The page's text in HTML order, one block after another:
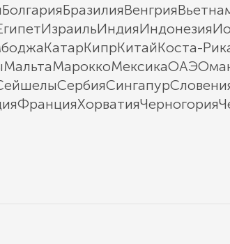
БолгарияБразилияВенгрия
ИзраильИндияИндонезия
КатарКипрКитайКоста-
МальтаМароккоМексикаОАЭ
СербияСингапур
ФранцияХорватияЧерногория